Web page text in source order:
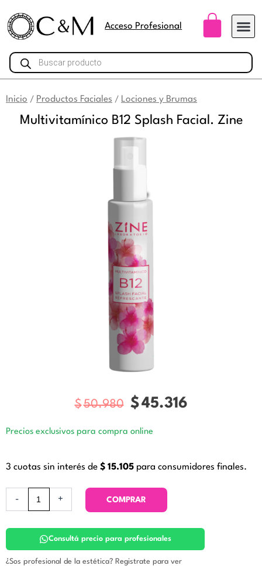
contenido
Acceso Profesional
Búsqueda
de
productos
Inicio / Productos Faciales / Lociones y Brumas
Multivitamínico B12 Splash Facial. Zine
$50.980 El
precio
era:
$50.980.
$45.316
es:
Precios exclusivos para compra online
3 cuotas sin interés de $ 15.105 para consumidores finales.
-
Facial.
cantidad
+ COMPRAR
Consultá precio para profesionales
¿Sos profesional de la estética? Registrate para ver